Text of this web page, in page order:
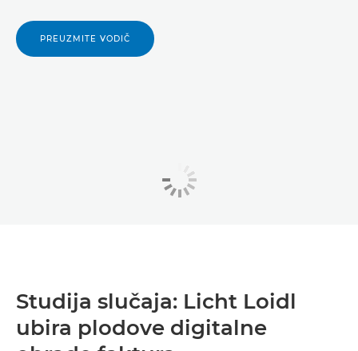
PREUZMITE VODIČ
Studija slučaja: Licht Loidl
ubira plodove digitalne